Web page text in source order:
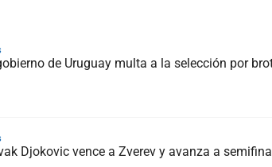
de Uruguay multa a la selección por
Djokovic vence a Zverev y avanza a